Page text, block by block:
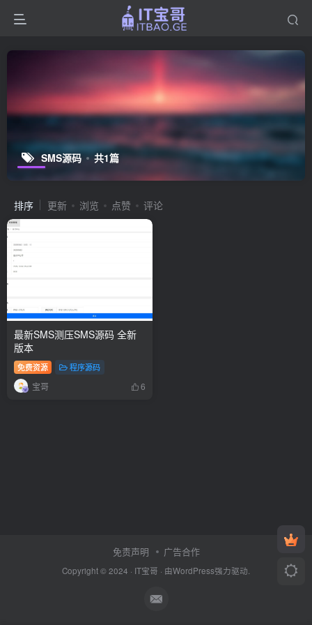
SMS源码 共1篇
排序 更新 浏览 点赞 评论
最新SMS测压SMS源码 全新
版本
免费资源 程序源码
宝哥 6
免责声明 广告合作
Copyright © 2024 · IT宝哥 · 由WordPress强力驱动.